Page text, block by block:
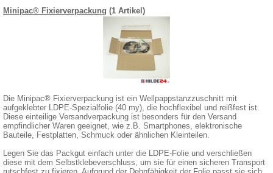
Minipac® Fixierverpackung (1 Artikel)
Die Minipac® Fixierverpackung ist ein Wellpappstanzzuschnitt mit
aufgeklebter LDPE-Spezialfolie (40 my), die hochflexibel und reißfest ist.
Diese einteilige Versandverpackung ist besonders für den Versand
empfindlicher Waren geeignet, wie z.B. Smartphones, elektronische
Bauteile, Festplatten, Schmuck oder ähnlichen Kleinteilen.
Legen Sie das Packgut einfach unter die LDPE-Folie und verschließen
diese mit dem Selbstklebeverschluss, um sie für einen sicheren Transport